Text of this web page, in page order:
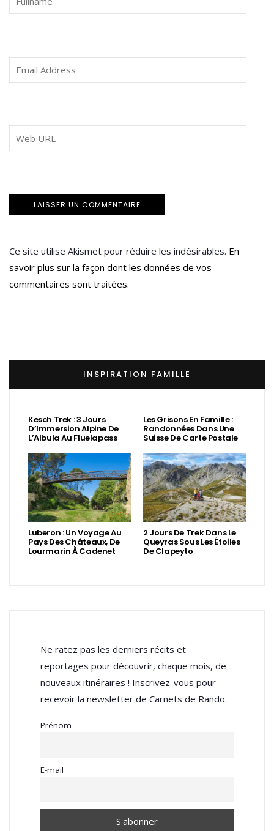
Ce site utilise Akismet pour réduire les indésirables. En
savoir plus sur la façon dont les données de vos
commentaires sont traitées.
INSPIRATION FAMILLE
Kesch Trek : 3 Jours
D’Immersion Alpine De
L’Albula Au Fluelapass
Les Grisons En Famille :
Randonnées Dans Une
Suisse De Carte Postale
Luberon : Un Voyage Au
Pays Des Châteaux, De
Lourmarin À Cadenet
2 Jours De Trek Dans Le
Queyras Sous Les Étoiles
De Clapeyto
Ne ratez pas les derniers récits et
reportages pour découvrir, chaque mois, de
nouveaux itinéraires ! Inscrivez-vous pour
recevoir la newsletter de Carnets de Rando.
Prénom
E-mail